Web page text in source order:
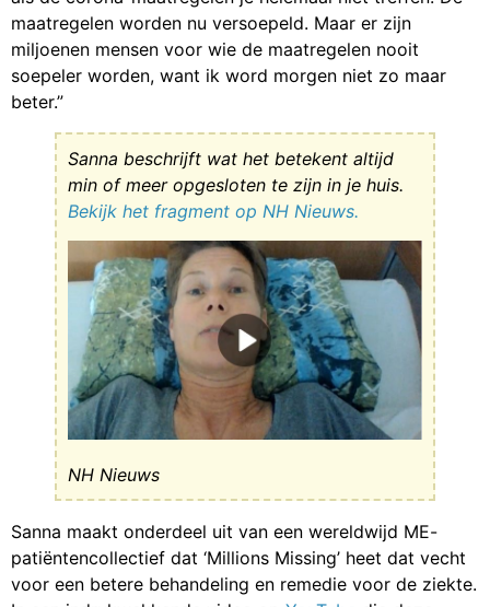
maatregelen worden nu versoepeld. Maar er zijn
miljoenen mensen voor wie de maatregelen nooit
soepeler worden, want ik word morgen niet zo maar
beter.”
Sanna beschrijft wat het betekent altijd
min of meer opgesloten te zijn in je huis.
Bekijk het fragment op NH Nieuws.
NH Nieuws
Sanna maakt onderdeel uit van een wereldwijd ME-
patiëntencollectief dat ‘Millions Missing’ heet dat vecht
voor een betere behandeling en remedie voor de ziekte.